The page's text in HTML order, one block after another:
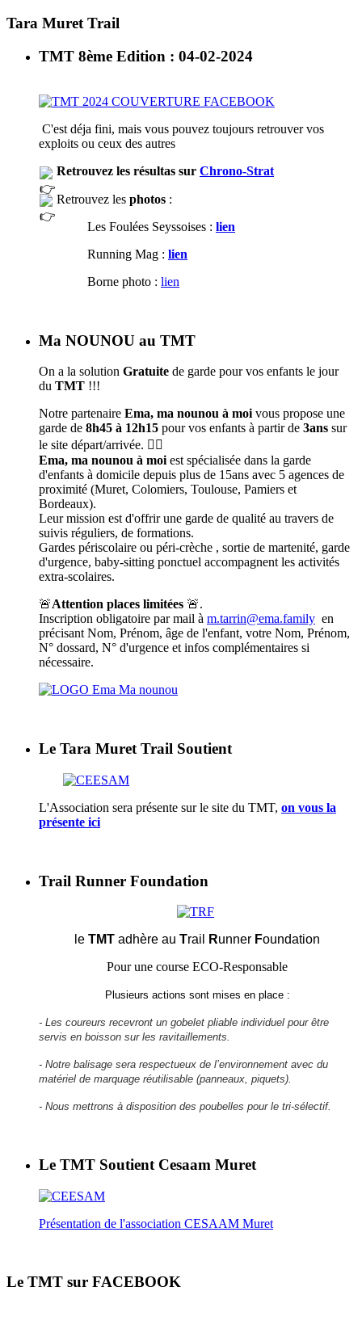
Tara Muret Trail
TMT 8ème Edition : 04-02-2024
C'est déja fini, mais vous pouvez toujours retrouver vos
exploits ou ceux des autres
Retrouvez les résultas sur Chrono-Strat
Retrouvez les photos :
Les Foulées Seyssoises : lien
Running Mag : lien
Borne photo : lien
Ma NOUNOU au TMT
On a la solution Gratuite de garde pour vos enfants le jour
du TMT !!!
Notre partenaire Ema, ma nounou à moivous propose une
garde de 8h45 à 12h15 pour vos enfants à partir de 3ans sur
le site départ/arrivée. 🦹‍♀️
Ema, ma nounou à moiest spécialisée dans la garde
d'enfants à domicile depuis plus de 15ans avec 5 agences de
proximité (Muret, Colomiers, Toulouse, Pamiers et
Bordeaux).
Leur mission est d'offrir une garde de qualité au travers de
suivis réguliers, de formations.
Gardes périscolaire ou péri-crèche , sortie de martenité, garde
d'urgence, baby-sitting ponctuel accompagnent les activités
extra-scolaires.
🚨Attention places limitées 🚨.
Inscription obligatoire par mail à m.tarrin@ema.family en
précisant Nom, Prénom, âge de l'enfant, votre Nom, Prénom,
N° dossard, N° d'urgence et infos complémentaires si
nécessaire.
Le Tara Muret Trail Soutient
L'Association sera présente sur le site du TMT, on vous la
présente ici
Trail Runner Foundation
le TMT adhère au Trail Runner Foundation
Pour une course ECO-Responsable
Plusieurs actions sont mises en place :
- Les coureurs recevront un gobelet pliable individuel pour être
servis en boisson sur les ravitaillements.
- Notre balisage sera respectueux de l’environnement avec du
matériel de marquage réutilisable (panneaux, piquets).
- Nous mettrons à disposition des poubelles pour le tri-sélectif.
Le TMT Soutient Cesaam Muret
Présentation de l'association CESAAM Muret
Le TMT sur FACEBOOK